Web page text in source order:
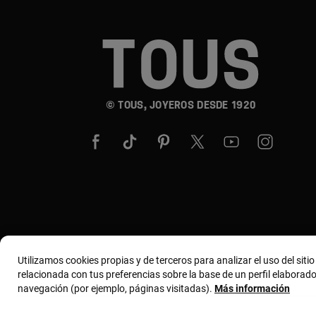
© TOUS, JOYEROS DESDE 1920
Utilizamos cookies propias y de terceros para analizar el uso del
relacionada con tus preferencias sobre la base de un perfil
navegación (por ejemplo, páginas visitadas). Más información